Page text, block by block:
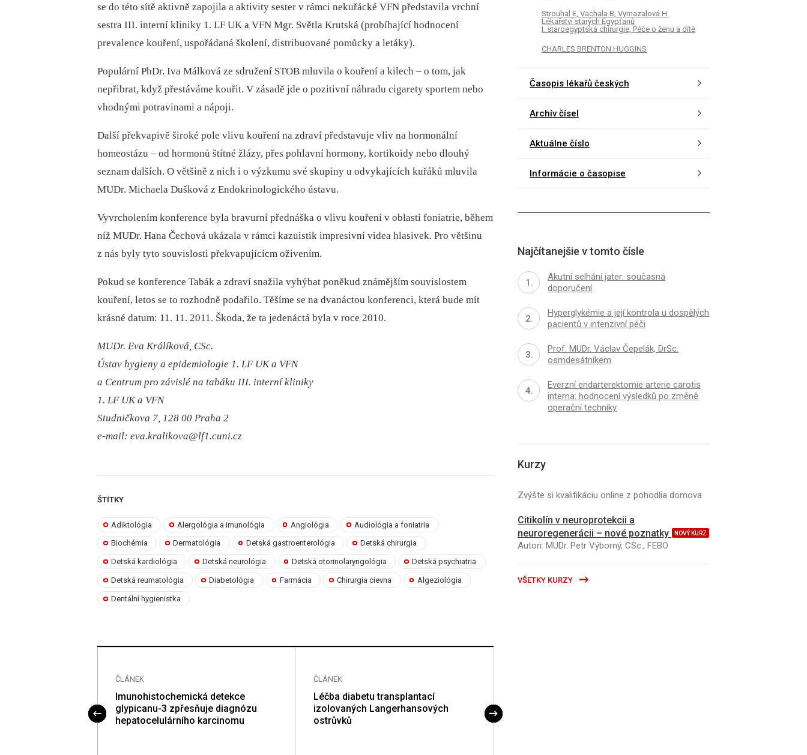
se do této sítě aktivně zapojila a aktivity sester v rámci nekuřácké VFN představila vrchní
sestra III. interní kliniky 1. LF UK a VFN Mgr. Světla Krutská (probíhající hodnocení
prevalence kouření, uspořádaná školení, distribuované pomůcky a letáky).
Populární PhDr. Iva Málková ze sdružení STOB mluvila o kouření a kilech –⁠ o tom, jak
nepřibrat, když přestáváme kouřit. V zásadě jde o pozitivní náhradu cigarety sportem nebo
vhodnými potravinami a nápoji.
Další překvapivě široké pole vlivu kouření na zdraví představuje vliv na hormonální
homeostázu –⁠ od hormonů štítné žlázy, přes pohlavní hormony, kortikoidy nebo dlouhý
seznam dalších. O většině z nich i o výzkumu své skupiny u odvykajících kuřáků mluvila
MUDr. Michaela Dušková z Endokrinologického ústavu.
Vyvrcholením konference byla bravurní přednáška o vlivu kouření v oblasti foniatrie, během
níž MUDr. Hana Čechová ukázala v rámci kazuistik impresivní videa hlasivek. Pro většinu
z nás byly tyto souvislosti překvapujícícm oživením.
Pokud se konference Tabák a zdraví snažila vyhýbat poněkud známějším souvislostem
kouření, letos se to rozhodně podařilo. Těšíme se na dvanáctou konferenci, která bude mít
krásné datum: 11. 11. 2011. Škoda, že ta jedenáctá byla v roce 2010.
MUDr. Eva Králíková, CSc.
Ústav hygieny a epidemiologie 1. LF UK a VFN
a Centrum pro závislé na tabáku III. interní kliniky
1. LF UK a VFN
Studničkova 7, 128 00 Praha 2
e-mail: eva.kralikova@lf1.cuni.cz
ŠTÍTKY
Adiktológia Alergológia a imunológia Angiológia Audiológia a foniatria
Biochémia Dermatológia Detská gastroenterológia Detská chirurgia
Detská kardiológia Detská neurológia Detská otorinolaryngológia Detská psychiatria
Detská reumatológia Diabetológia Farmácia Chirurgia cievna Algeziológia
Dentální hygienistka
ČLÁNEK
Imunohistochemická detekce
glypicanu-3 zpřesňuje diagnózu
hepatocelulárního karcinomu
ČLÁNEK
Léčba diabetu transplantací
izolovaných Langerhansových
ostrůvků
Strouhal E, Vachala B, Vymazalová H.
Lékařství starých Egypťanů
I. staroegyptská chirurgie, Péče o ženu a dítě
CHARLES BRENTON HUGGINS
Časopis lékařů českých
Archív čísel
Aktuálne číslo
Informácie o časopise
Najčítanejšie v tomto čísle
Akutní selhání jater: současná
doporučení
Hyperglykémie a její kontrola u dospělých
pacientů v intenzivní péči
Prof. MUDr. Václav Čepelák, DrSc.
osmdesátníkem
Everzní endarterektomie arterie carotis
interna: hodnocení výsledků po změně
operační techniky
Kurzy
Zvýšte si kvalifikáciu online z pohodlia domova
Citikolín v neuroprotekcii a
neuroregenerácii – nové poznatky
NOVÝ KURZ
Autori: MUDr. Petr Výborný, CSc., FEBO
VŠETKY KURZY